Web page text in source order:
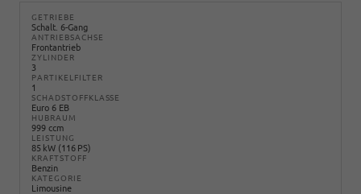
GETRIEBE
Schalt. 6-Gang
ANTRIEBSACHSE
Frontantrieb
ZYLINDER
3
PARTIKELFILTER
1
SCHADSTOFFKLASSE
Euro 6 EB
HUBRAUM
999 ccm
LEISTUNG
85 kW (116 PS)
KRAFTSTOFF
Benzin
KATEGORIE
Limousine